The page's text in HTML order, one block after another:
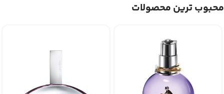
محبوب ترین محصولات